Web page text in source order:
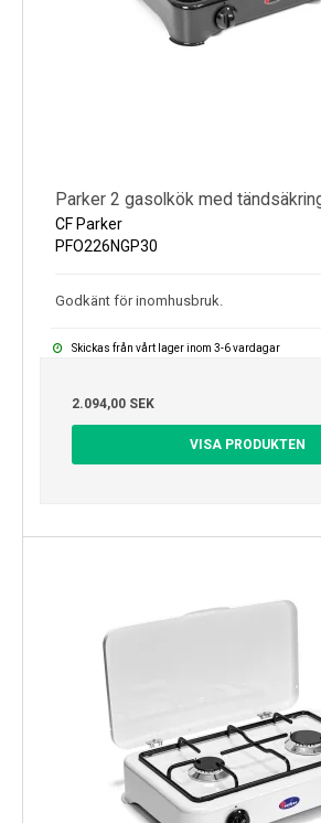
Parker 2 gasolkök med
CF Parker
PFO226NGP30
Godkänt för inomhusbruk.
Skickas från vårt lager inom 3-6 vardagar
2.094,00 SEK
VISA PRODUKTEN